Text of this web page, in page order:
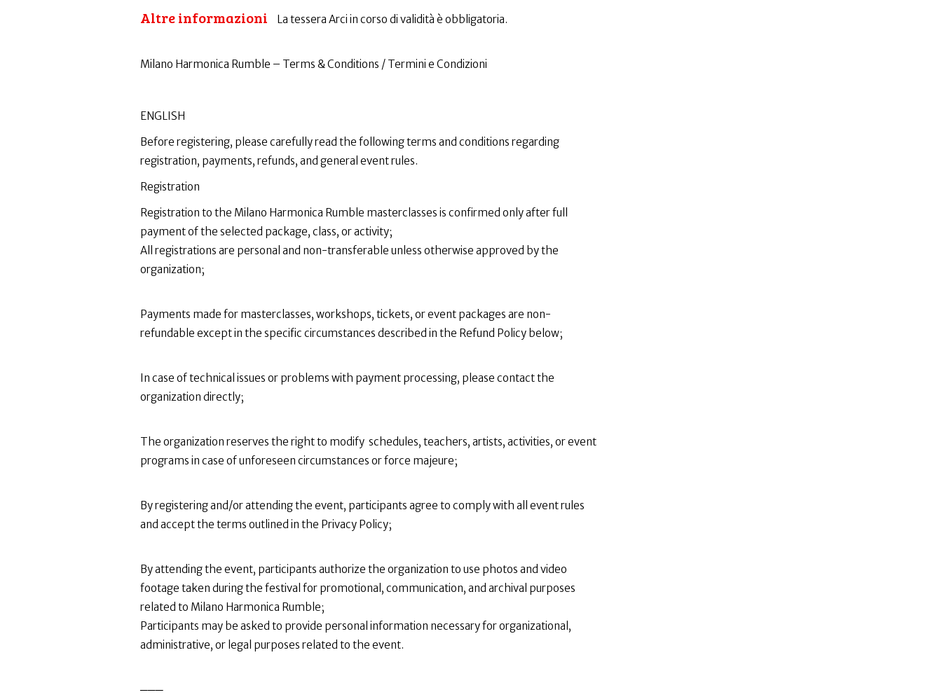
Altre informazioni La tessera Arci in corso di validità è obbligatoria.
Milano Harmonica Rumble – Terms & Conditions / Termini e Condizioni
ENGLISH
Before registering, please carefully read the following terms and conditions regarding
registration, payments, refunds, and general event rules.
Registration
Registration to the Milano Harmonica Rumble masterclasses is confirmed only after full
payment of the selected package, class, or activity;
All registrations are personal and non-transferable unless otherwise approved by the
organization;
Payments made for masterclasses, workshops, tickets, or event packages are non-
refundable except in the specific circumstances described in the Refund Policy below;
In case of technical issues or problems with payment processing, please contact the
organization directly;
The organization reserves the right to modify schedules, teachers, artists, activities, or event
programs in case of unforeseen circumstances or force majeure;
By registering and/or attending the event, participants agree to comply with all event rules
and accept the terms outlined in the Privacy Policy;
By attending the event, participants authorize the organization to use photos and video
footage taken during the festival for promotional, communication, and archival purposes
related to Milano Harmonica Rumble;
Participants may be asked to provide personal information necessary for organizational,
administrative, or legal purposes related to the event.
───